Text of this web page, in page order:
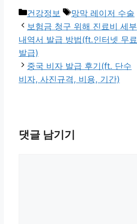
카
테
고
리
건강정보
태
그
망막 레이저 수술
보험금 청구 위해 진료비 세부
내역서 발급 방법(ft.인터넷 무료
발급)
중국 비자 발급 후기(ft. 단수
비자, 사진규격, 비용, 기간)
댓글 남기기